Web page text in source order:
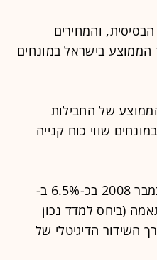
והמחירים
- חמישית מהמחיר הממוצע בישראל במונחים
בישראל יקרה ב-177% מהמחיר הממוצע של החבילות
ההשוואה - פער של 39.5 דולר במונחים שווי כוח קנייה
ב-
של כ-3.5% וכ-5% בהתאמה (ביחס למדד נכון
השידור הדיגיטלי של